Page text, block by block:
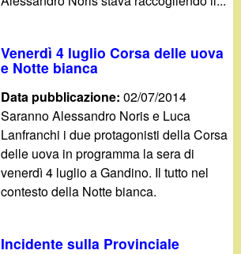
e
r
c
a
Venerdì 4 luglio Corsa delle uova
e Notte bianca
Data pubblicazione:02/07/2014
Saranno Alessandro Noris e Luca
Lanfranchi i due protagonisti della Corsa
delle uova in programma la sera di
venerdì 4 luglio a Gandino. Il tutto nel
contesto della Notte bianca.
Incidente sulla Provinciale